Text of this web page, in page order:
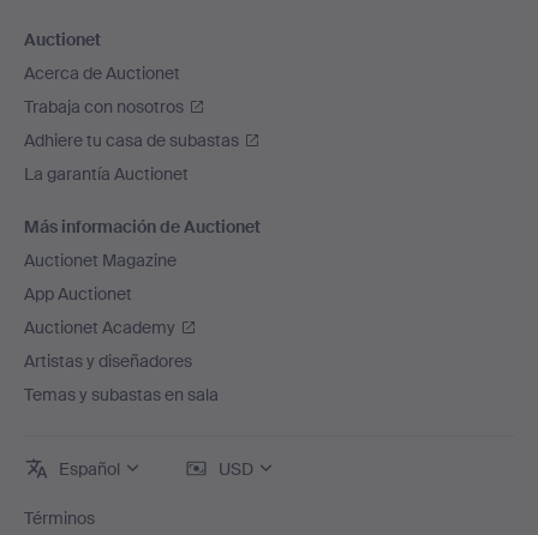
Auctionet
Acerca de Auctionet
Trabaja con nosotros
Adhiere tu casa de subastas
La garantía Auctionet
Más información de Auctionet
Auctionet Magazine
App Auctionet
Auctionet Academy
Artistas y diseñadores
Temas y subastas en sala
Español USD
Términos